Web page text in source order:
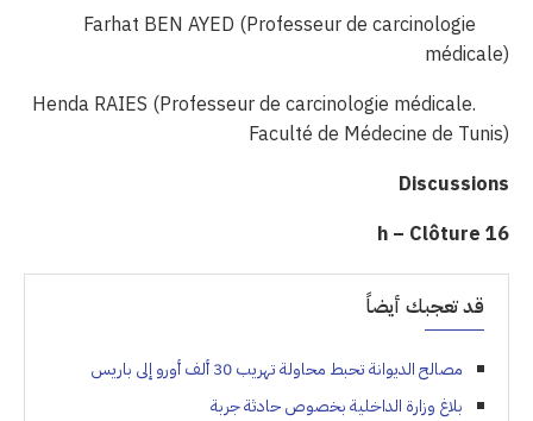
Farhat BEN AYED (Professeur de carcinologie
médicale)
Henda RAIES (Professeur de carcinologie médicale.
Faculté de Médecine de Tunis)
Discussions
16
h – Clôture
قد تعجبك أيضاً
مصالح الديوانة تحبط محاولة تهريب 30 ألف أورو إلى باريس
بلاغ وزارة الداخلية بخصوص حادثة جربة